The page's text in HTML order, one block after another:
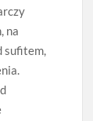
na
sufitem,